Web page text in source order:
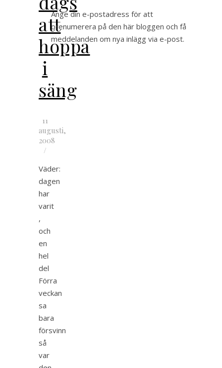
att
hoppa
i
säng
11
augusti,
2008
/
Väder:
dagen
har
varit
,
och
en
hel
del
Förra
veckan
sa
bara
försvinn
så
var
Ange din e-postadress för att
prenumerera på den här bloggen och få
meddelanden om nya inlägg via e-post.